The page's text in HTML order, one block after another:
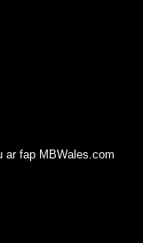
ar fap MBWales.com